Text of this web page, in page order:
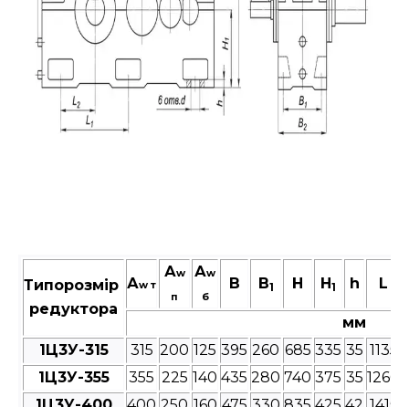
Типорозмір
редуктора
Аw т
Аw
п
Аw
б
В B1 Н H1 h L
мм
1Ц3У-315
315 200 125 395 260 685 335 35 1135
1Ц3У-355
355 225 140 435 280 740 375 35 1260